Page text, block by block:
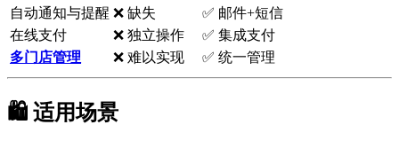
自动通知与提醒 ❌ 缺失
✅ 邮件+短信
在线支付
❌ 独立操作
✅ 集成支付
多门店管理
❌ 难以实现 ✅ 统一管理
🛍️ 适用场景